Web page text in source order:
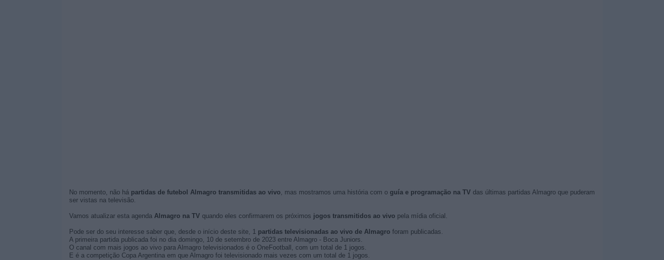
No momento, não há partidas de futebol Almagro transmitidas ao vivo, mas mostramos uma história com o guía e programação na TV das últimas partidas Almagro que puderam
ser vistas na televisão.
Vamos atualizar esta agenda Almagro na TV quando eles confirmarem os próximos jogos transmitidos ao vivo pela mídia oficial.
Pode ser do seu interesse saber que, desde o início deste site, 1 partidas televisionadas ao vivo de Almagro foram publicadas.
A primeira partida publicada foi no dia domingo, 10 de setembro de 2023 entre Almagro - Boca Juniors.
O canal com mais jogos ao vivo para Almagro televisionados é o OneFootball, com um total de 1 jogos.
E é a competição Copa Argentina em que Almagro foi televisionado mais vezes com um total de 1 jogos.